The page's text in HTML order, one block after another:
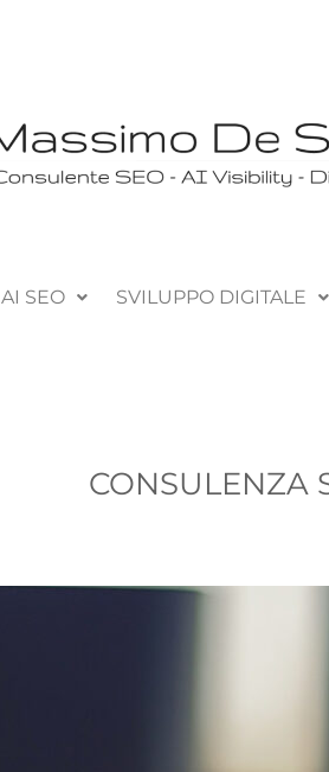
AI SEO SVILUPPO DIGITALE
CONSULENZA